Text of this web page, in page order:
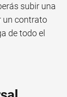
subir una
un contrato
de todo el